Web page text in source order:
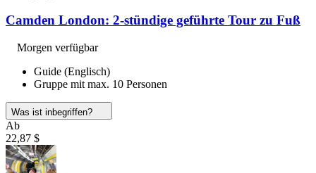
Camden London: 2-stündige geführte Tour zu Fuß
Morgen verfügbar
Guide (Englisch)
Gruppe mit max. 10 Personen
Was ist inbegriffen?
Ab
22,87 $